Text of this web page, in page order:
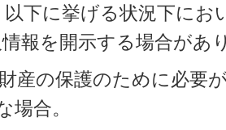
下に挙げる状況下にお
報を開示する場合があ
産の保護のために必要
場合。